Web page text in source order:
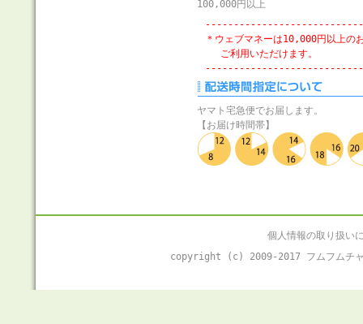
100,000円以上
＊ウェブマネーは10,000円以上の
ご利用いただけます。
ヤマト宅急便でお届します。
【お届け時間帯】
個人情報の取り扱い
copyright (c) 2009-2017 フムフムチ